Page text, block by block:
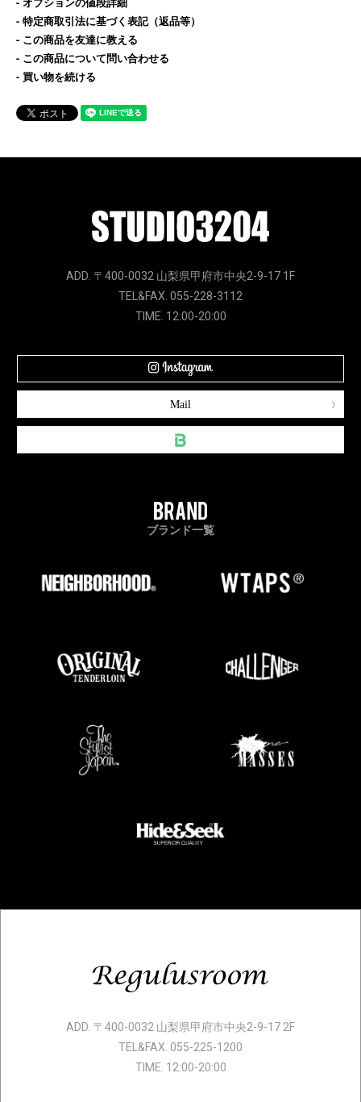
特定商取引法に基づく表記（返品等）
この商品を友達に教える
この商品について問い合わせる
買い物を続ける
ADD. 〒400-0032 山梨県甲府市中央2-9-17 1F
TEL&FAX. 055-228-3112
TIME. 12:00-20:00
Mail
ブランド一覧
ADD. 〒400-0032 山梨県甲府市中央2-9-17 2F
TEL&FAX. 055-225-1200
TIME. 12:00-20:00